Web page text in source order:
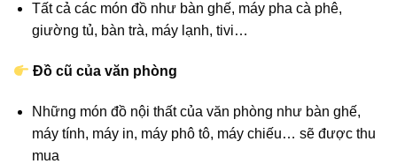
Tất cả các món đồ như bàn ghế, máy pha cà phê,
giường tủ, bàn trà, máy lạnh, tivi…
Đồ cũ của văn phòng
Những món đồ nội thất của văn phòng như bàn ghế,
máy tính, máy in, máy phô tô, máy chiếu… sẽ được thu
mua